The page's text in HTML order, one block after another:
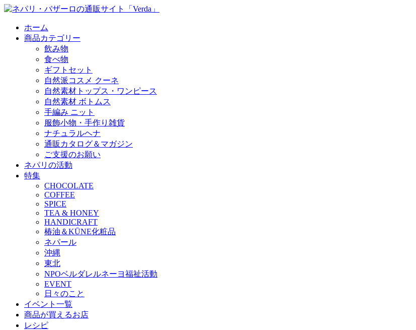
ホーム
商品カテゴリー
飲み物
食べ物
ギフトセット
自然派コスメ クーネ
自然素材トップス・ワンピース
自然素材 ボトムス
手編み ニット
服飾小物・手作り雑貨
ナチュラルヘナ
通販カタログ＆マガジン
ご支援のお願い
ネパリの活動
特集
CHOCOLATE
COFFEE
SPICE
TEA & HONEY
HANDICRAFT
椿油＆KŪNE化粧品
ネパール
沖縄
東北
NPOベルダレルネーヨ福祉活動
EVENT
日々のこと
イベント一覧
商品が買えるお店
レシピ